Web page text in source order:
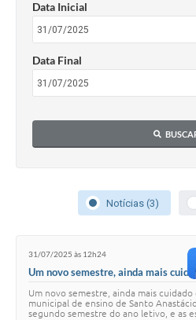
Data Inicial
Data Final
Notícias (3)
31/07/2025 às 12h24
Um novo semestre, ainda mais
Um novo semestre, ainda mais
municipal de ensino de Santo
segundo semestre do ano letivo, e as